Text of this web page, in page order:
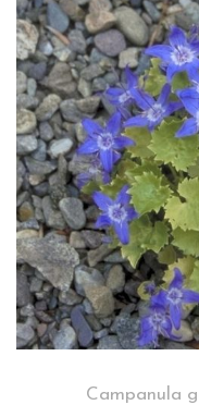
Campanula